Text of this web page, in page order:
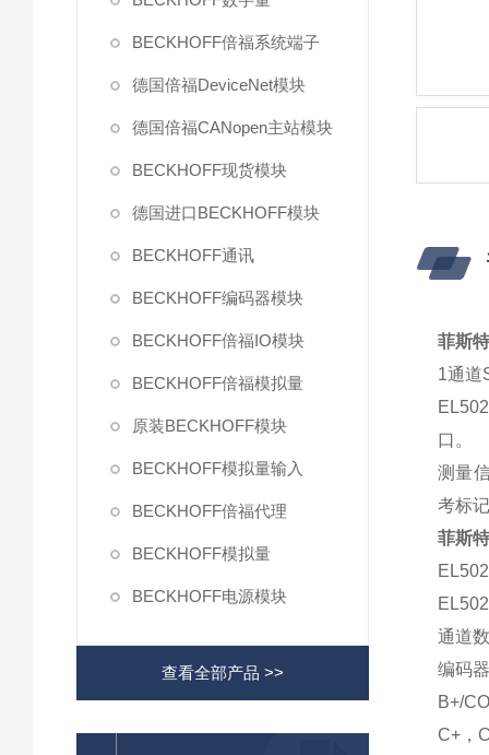
BECKHOFF倍福系统端子
德国倍福DeviceNet模块
德国倍福CANopen主站模块
BECKHOFF现货模块
德国进口BECKHOFF模块
BECKHOFF通讯
BECKHOFF编码器模块
BECKHOFF倍福IO模块
BECKHOFF倍福模拟量
原装BECKHOFF模块
BECKHOFF模拟量输入
BECKHOFF倍福代理
BECKHOFF模拟量
BECKHOFF电源模块
查看全部产品 >>
菲斯
1通道
口。
测量
考标
菲斯
通道
编码
B+/
C+，